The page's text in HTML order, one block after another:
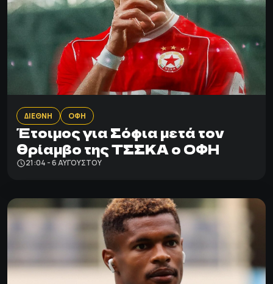
ΔΙΕΘΝΗ ΟΦΗ
Έτοιμος για Σόφια μετά τον
θρίαμβο της ΤΣΣΚΑ ο ΟΦΗ
21:04 - 6 ΑΥΓΟΎΣΤΟΥ